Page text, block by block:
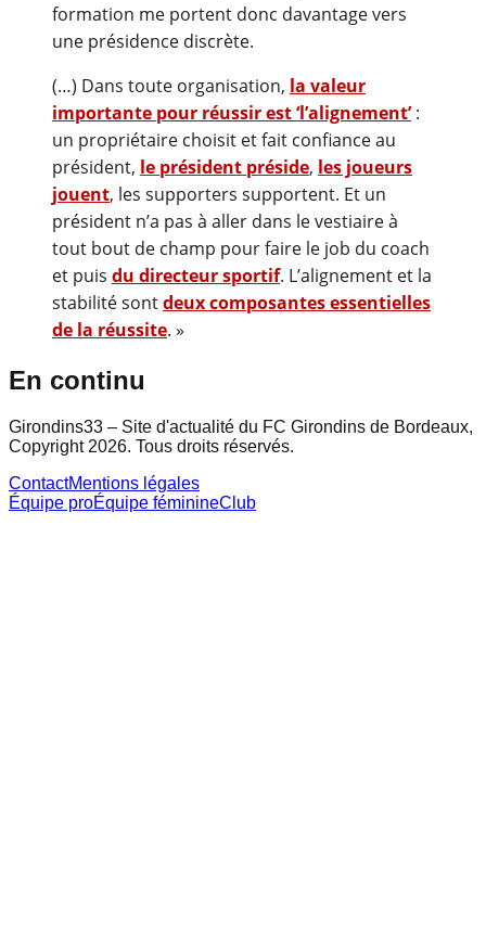
formation me portent donc davantage vers
une présidence discrète.
(…) Dans toute organisation, la valeur
importante pour réussir est ‘l’alignement’:
un propriétaire choisit et fait confiance au
président, le président préside, les joueurs
jouent, les supporters supportent. Et un
président n’a pas à aller dans le vestiaire à
tout bout de champ pour faire le job du coach
et puis du directeur sportif. L’alignement et la
stabilité sontdeux composantes essentielles
de la réussite. »
En continu
Girondins33 – Site d'actualité du FC Girondins de Bordeaux,
Copyright 2026. Tous droits réservés.
ContactMentions légales
Équipe proÉquipe féminineClub